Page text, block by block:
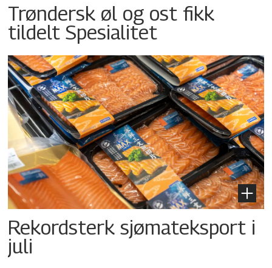
Trøndersk øl og ost fikk
tildelt Spesialitet
Rekordsterk sjømateksport i
juli